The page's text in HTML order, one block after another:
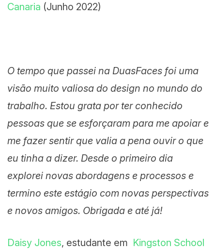
Canaria (Junho 2022)
O tempo que passei na DuasFaces foi uma
visão muito valiosa do design no mundo do
trabalho. Estou grata por ter conhecido
pessoas que se esforçaram para me apoiar e
me fazer sentir que valia a pena ouvir o que
eu tinha a dizer. Desde o primeiro dia
explorei novas abordagens e processos e
termino este estágio com novas perspectivas
e novos amigos. Obrigada e até já!
Daisy Jones, estudante em Kingston School